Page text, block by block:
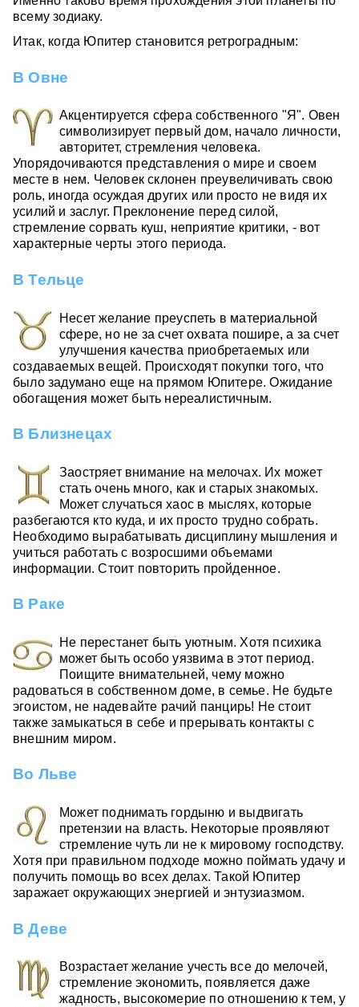
всему зодиаку.
Итак, когда Юпитер становится ретроградным:
В Овне
Акцентируется сфера собственного "Я". Овен
символизирует первый дом, начало личности,
авторитет, стремления человека.
Упорядочиваются представления о мире и своем
месте в нем. Человек склонен преувеличивать свою
роль, иногда осуждая других или просто не видя их
усилий и заслуг. Преклонение перед силой,
стремление сорвать куш, неприятие критики, - вот
характерные черты этого периода.
В Тельце
Несет желание преуспеть в материальной
сфере, но не за счет охвата пошире, а за счет
улучшения качества приобретаемых или
создаваемых вещей. Происходят покупки того, что
было задумано еще на прямом Юпитере. Ожидание
обогащения может быть нереалистичным.
В Близнецах
Заостряет внимание на мелочах. Их может
стать очень много, как и старых знакомых.
Может случаться хаос в мыслях, которые
разбегаются кто куда, и их просто трудно собрать.
Необходимо вырабатывать дисциплину мышления и
учиться работать с возросшими объемами
информации. Стоит повторить пройденное.
В Раке
Не перестанет быть уютным. Хотя психика
может быть особо уязвима в этот период.
Поищите внимательней, чему можно
радоваться в собственном доме, в семье. Не будьте
эгоистом, не надевайте рачий панцирь! Не стоит
также замыкаться в себе и прерывать контакты с
внешним миром.
Во Льве
Может поднимать гордыню и выдвигать
претензии на власть. Некоторые проявляют
стремление чуть ли не к мировому господству.
Хотя при правильном подходе можно поймать удачу и
получить помощь во всех делах. Такой Юпитер
заражает окружающих энергией и энтузиазмом.
В Деве
Возрастает желание учесть все до мелочей,
стремление экономить, появляется даже
жадность, высокомерие по отношению к тем, у